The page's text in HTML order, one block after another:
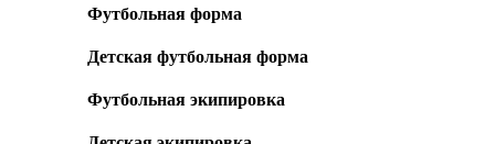
Футбольная форма
Детская футбольная форма
Футбольная экипировка